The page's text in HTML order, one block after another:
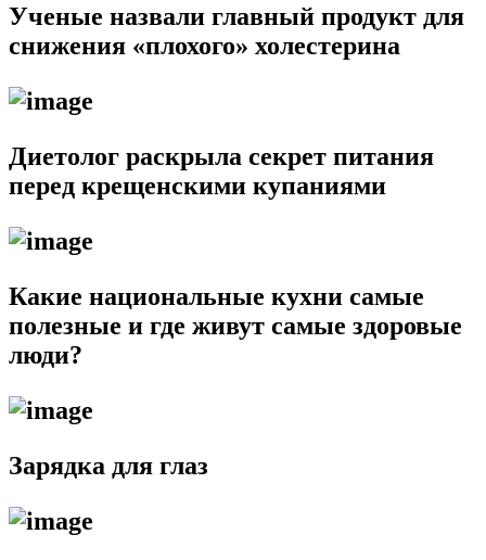
Ученые назвали главный продукт для
снижения «плохого» холестерина
Диетолог раскрыла секрет питания
перед крещенскими купаниями
Какие национальные кухни самые
полезные и где живут самые здоровые
люди?
Зарядка для глаз